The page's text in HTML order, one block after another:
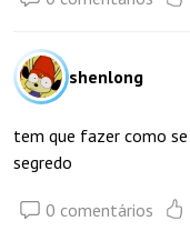
shenlong
tem que fazer como
segredo
0 comentários